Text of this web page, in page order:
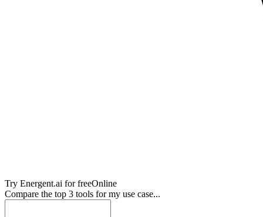
Try Energent.ai for freeOnline
Compare the top 3 tools for my use case...